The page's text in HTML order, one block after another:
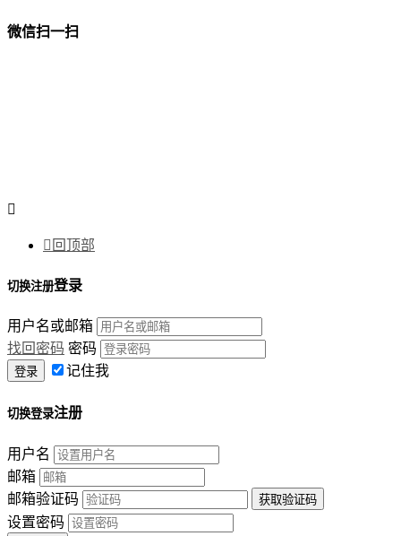
微信扫一扫

 回顶部
切换注册登录
用户名或邮箱
找回密码 密码
记住我
切换登录注册
用户名
邮箱
邮箱验证码
设置密码